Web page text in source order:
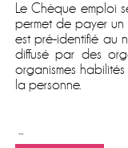
LeChèque emploi
permet de payer un
est pré-identifié au
diffusé par des
organismes
la personne.
...